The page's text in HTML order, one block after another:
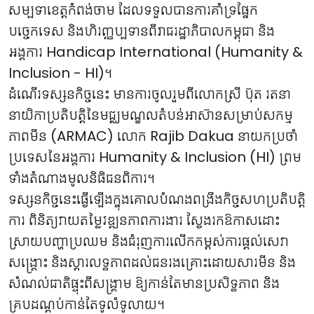
សម្បទាខេត្តកំពង់ចាម ដែលទទួលបានការគាំទ្រផ្នែក
បច្ចេកទេស និងហិរញ្ញប្បទានពីរាជរដ្ឋាភិបាលកម្ពុជា និង
អង្គការ Handicap International (Humanity &
Inclusion - HI)។
ដំណើរទស្សនកិច្ចនេះ មានការចូលរួមពីលោកស្រី ប៊ុត រតនា
នាយិកាប្រតិបត្តិនៃមជ្ឈមណ្ឌលតំបន់អាស៊ានសម្រាប់សកម្ម
ភាពមីន (ARMAC) លោក Rajib Dakua នាយកប្រចាំ
ប្រទេសនៃអង្គការ Humanity & Inclusion (HI) ព្រម
ទាំងតំណាងមូលនិធិជនពិការ។
ទស្សនកិច្ចនេះធ្វើឡើងក្នុងគោលបំណងពង្រឹងកិច្ចសហប្រតិបត្តិ
ការ ពិនិត្យវាយតម្លៃវឌ្ឍនភាពការងារ ស្វែងរកឱកាសដោះ
ស្រាយបញ្ហាប្រឈម និងជំរុញការលើកកម្ពស់ការផ្តល់សេវា
សង្គ្រោះ និងស្តារលទ្ធភាពដល់ជនរងគ្រោះដោយសារមីន និង
សំណល់ជាតិផ្ទុះពីសង្គ្រាម ឱ្យកាន់តែមានប្រសិទ្ធភាព និង
គ្របដណ្តប់កាន់តែទូលំទូលាយ។